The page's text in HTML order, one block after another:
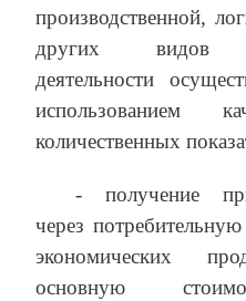
производственной,
других видов
деятельности
использованием
количественных
‑ получение
через
экономических
основную